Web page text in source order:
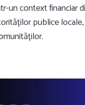
un context financiar
publice